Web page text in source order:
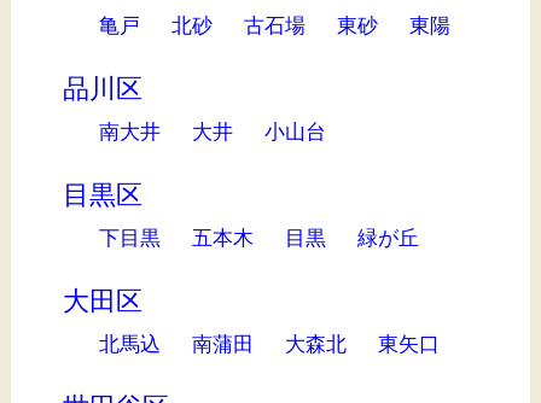
亀戸 北砂 古石場 東砂 東陽
品川区
南大井 大井 小山台
目黒区
下目黒 五本木 目黒 緑が丘
大田区
北馬込 南蒲田 大森北 東矢口